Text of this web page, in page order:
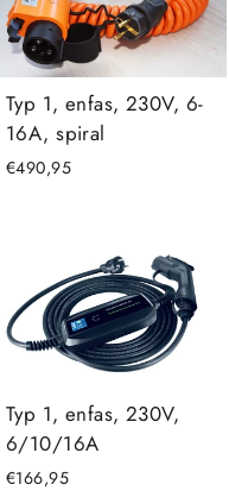
Typ 1, enfas, 230V, 6-
16A, spiral
€490,95
Typ 1, enfas, 230V,
6/10/16A
€166,95